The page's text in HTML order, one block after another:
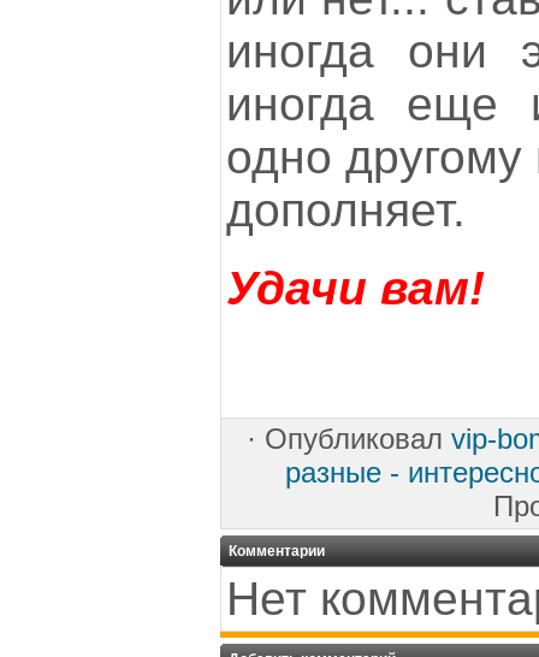
иногда они
иногда еще
одно
дополняет.
Удачи вам!
· Опубликовал vip-
разные -
Комментарии
Нет